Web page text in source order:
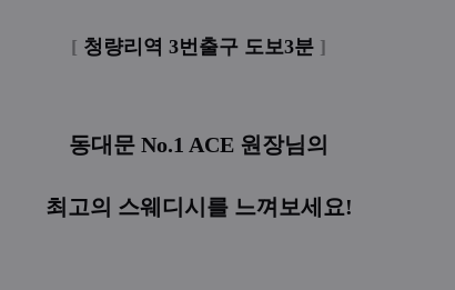
[ 청량리역 3번출구 도보3분 ]
동대문 No.1 ACE 원장님의
최고의 스웨디시를 느껴보세요!